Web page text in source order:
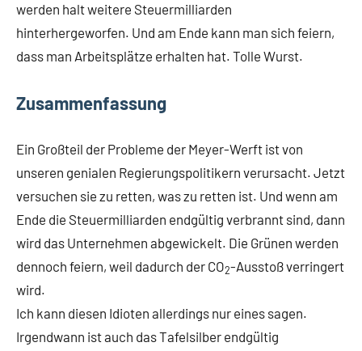
werden halt weitere Steuermilliarden
hinterhergeworfen. Und am Ende kann man sich feiern,
dass man Arbeitsplätze erhalten hat. Tolle Wurst.
Zusammenfassung
Ein Großteil der Probleme der Meyer-Werft ist von
unseren genialen Regierungspolitikern verursacht. Jetzt
versuchen sie zu retten, was zu retten ist. Und wenn am
Ende die Steuermilliarden endgültig verbrannt sind, dann
wird das Unternehmen abgewickelt. Die Grünen werden
dennoch feiern, weil dadurch der CO2-Ausstoß verringert
wird.
Ich kann diesen Idioten allerdings nur eines sagen.
Irgendwann ist auch das Tafelsilber endgültig